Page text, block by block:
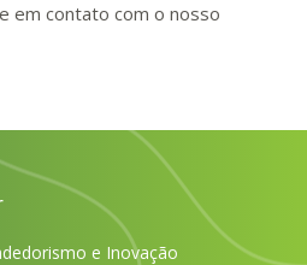
em contato com o nosso
e Inovação